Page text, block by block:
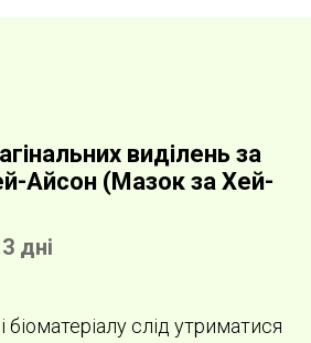
виділень за
Айсон (Мазок за Хей-
дні
біоматеріалу слід утриматися